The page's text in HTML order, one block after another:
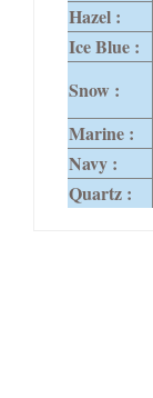
Hazel :
Ice Blue :
Snow :
Marine :
Navy :
Quartz :